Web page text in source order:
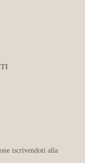
iscrivendoti alla